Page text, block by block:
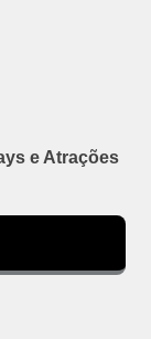
e Atrações